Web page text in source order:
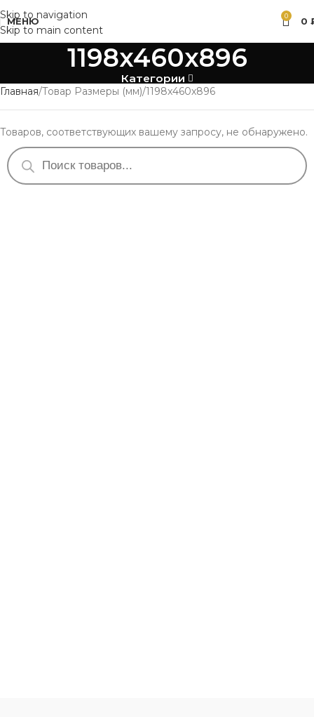
Skip to navigation
Skip to main content
МЕНЮ 0 0
1198x460x896
Категории
Главная Товар Размеры (мм) 1198x460x896
Товаров, соответствующих вашему запросу, не обнаружено.